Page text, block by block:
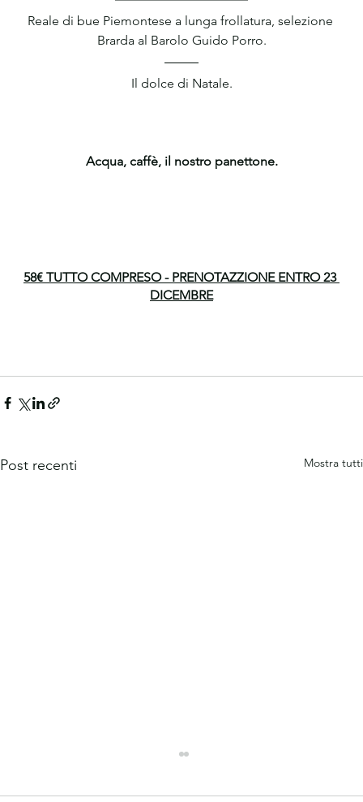
Reale di bue Piemontese a lunga frollatura, selezione
Brarda al Barolo Guido Porro.
Il dolce di Natale.
Acqua, caffè, il nostro panettone.
58€ TUTTO COMPRESO - PRENOTAZZIONE ENTRO 23
DICEMBRE
Post recenti Mostra tutti